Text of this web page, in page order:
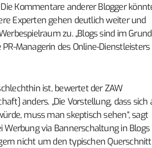
Kommentare anderer Blogger
Experten gehen deutlich weiter und
zu. „Blogs sind im
Managerin des Online-Dienstleisters
ist, bewertet der ZAW
anders. „Die Vorstellung, dass sich
muss man skeptisch sehen“, sagt
Werbung via Bannerschaltung in Blogs
nicht um den typischen